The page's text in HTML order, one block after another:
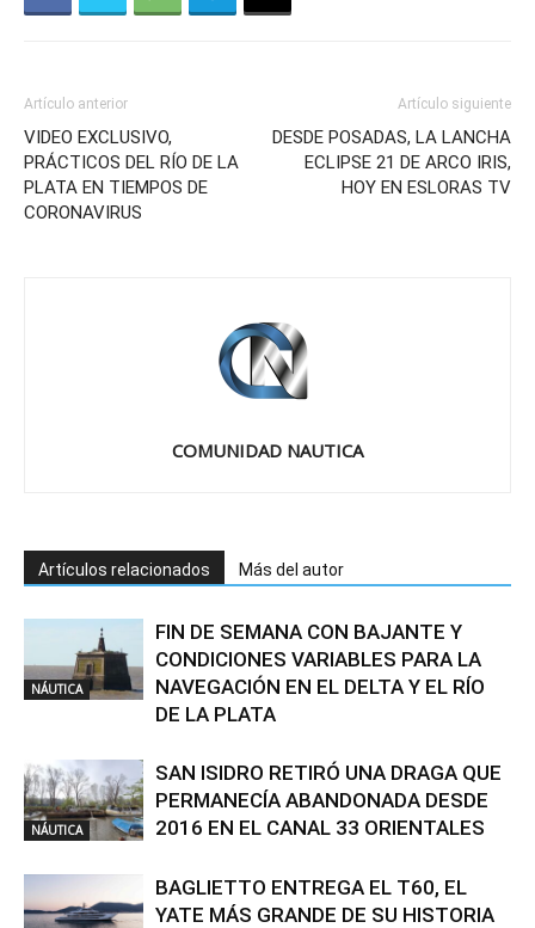
Artículo anterior
VIDEO EXCLUSIVO,
PRÁCTICOS DEL RÍO DE LA
PLATA EN TIEMPOS DE
CORONAVIRUS
Artículo siguiente
DESDE POSADAS, LA LANCHA
ECLIPSE 21 DE ARCO IRIS,
HOY EN ESLORAS TV
COMUNIDAD NAUTICA
Artículos relacionados Más del autor
NÁUTICA
FIN DE SEMANA CON BAJANTE Y
CONDICIONES VARIABLES PARA LA
NAVEGACIÓN EN EL DELTA Y EL RÍO
DE LA PLATA
NÁUTICA
SAN ISIDRO RETIRÓ UNA DRAGA QUE
PERMANECÍA ABANDONADA DESDE
2016 EN EL CANAL 33 ORIENTALES
BAGLIETTO ENTREGA EL T60, EL
YATE MÁS GRANDE DE SU HISTORIA